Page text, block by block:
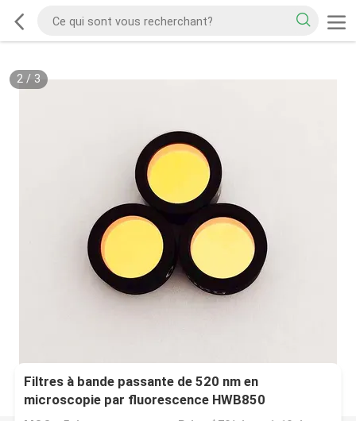
2/ 3
Filtres à bande passante de 520 nm en
microscopie par fluorescence HWB850